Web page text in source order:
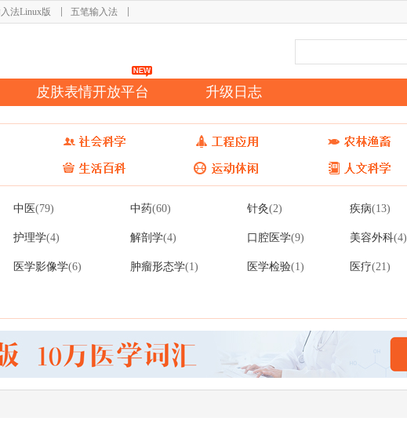
法Linux版 五笔输入法
皮肤表情开放平台 升级日志
中医(79) 中药(60) 针灸(2) 疾病(13)
护理学(4) 解剖学(4) 口腔医学(9) 美容外科(4)
医学影像学(6) 肿瘤形态学(1) 医学检验(1) 医疗(21)